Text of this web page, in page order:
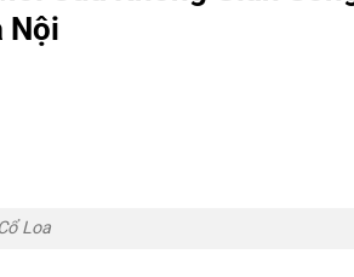
Nội
Loa